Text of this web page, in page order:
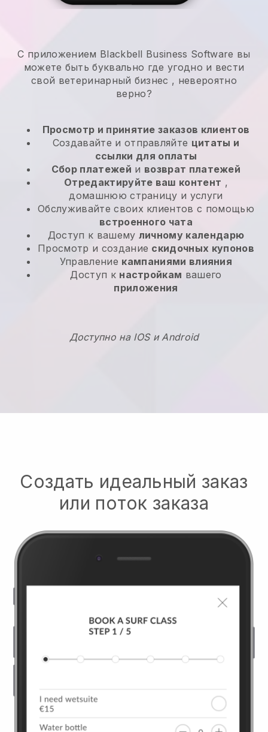
С приложением Blackbell Business Software вы
можете быть буквально где угодно и вести
свой ветеринарный бизнес , невероятно
верно?
Просмотр и принятие заказов клиентов
Создавайте и отправляйте цитаты и
ссылки для оплаты
Сбор платежей и возврат платежей
Отредактируйте ваш контент ,
домашнюю страницу и услуги
Обслуживайте своих клиентов с помощью
встроенного чата
Доступ к вашему личному календарю
Просмотр и создание скидочных купонов
Управление кампаниями влияния
Доступ к настройкам вашего
приложения
Доступно на IOS и Android
Создать идеальный заказ
или поток заказа